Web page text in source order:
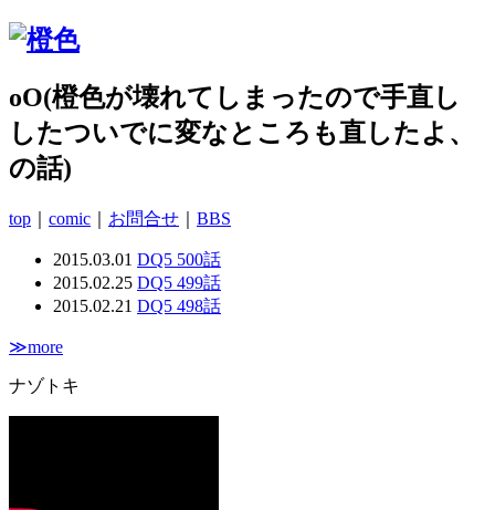
oO(橙色が壊れてしまったので手直し
したついでに変なところも直したよ、
の話)
top comic お問合せ BBS
2015.03.01 DQ5 500話
2015.02.25 DQ5 499話
2015.02.21 DQ5 498話
≫more
ナゾトキ